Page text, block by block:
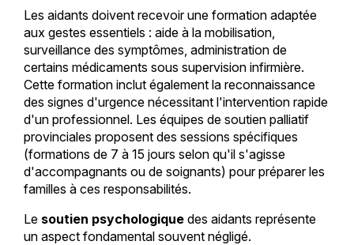
Les aidants doivent recevoir une formation adaptée
aux gestes essentiels : aide à la mobilisation,
surveillance des symptômes, administration de
certains médicaments sous supervision infirmière.
Cette formation inclut également la reconnaissance
des signes d'urgence nécessitant l'intervention rapide
d'un professionnel. Les équipes de soutien palliatif
provinciales proposent des sessions spécifiques
(formations de 7 à 15 jours selon qu'il s'agisse
d'accompagnants ou de soignants) pour préparer les
familles à ces responsabilités.
Le soutien psychologiquedes aidants représente
un aspect fondamental souvent négligé.